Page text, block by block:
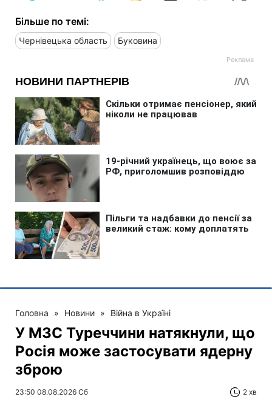
Більше по темі:
Чернівецька область Буковина
Головна » Новини » Війна в Україні
У МЗС Туреччини натякнули, що
Росія може застосувати ядерну
зброю
23:50 08.08.2026 Сб 2 хв